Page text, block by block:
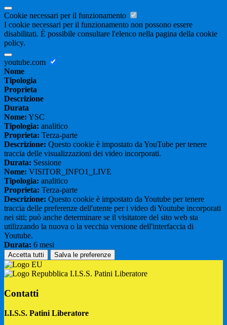
Cookie necessari per il funzionamento
I cookie necessari per il funzionamento non possono essere
disabilitati. È possibile consultare l'elenco nella pagina della cookie
policy.
youtube.com
Nome
Tipologia
Proprieta
Descrizione
Durata
Nome: YSC
Tipologia: analitico
Proprieta: Terza-parte
Descrizione: Questo cookie è impostato da YouTube per tenere
traccia delle visualizzazioni dei video incorporati.
Durata: Sessione
Nome: VISITOR_INFO1_LIVE
Tipologia: analitico
Proprieta: Terza-parte
Descrizione: Questo cookie è impostato da Youtube per tenere
traccia delle preferenze dell'utente per i video di Youtube incorporati
nei siti; può anche determinare se il visitatore del sito web sta
utilizzando la nuova o la vecchia versione dell'interfaccia di
Youtube.
Durata: 6 mesi
Accetta tutti Salva le preferenze
I.I.S.S. Patini Liberatore
Contatti
I.I.S.S. Patini Liberatore